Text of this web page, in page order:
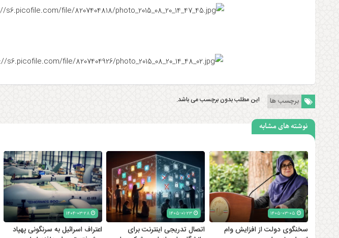
برچسب ها این مطلب بدون برچسب می باشد.
نوشته های مشابه
سخنگوی دولت از افزایش وام
۱۴۰۵-۰۱-۲۳
اتصال تدریجی اینترنت برای
۱۴۰۴-۰۳-۲۸
اعتراف اسرائیل به سرنگونی پهپاد